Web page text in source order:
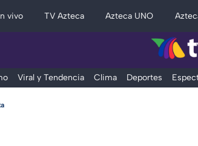
vivo TV Azteca Azteca UNO
Viral y Tendencia Clima Deportes